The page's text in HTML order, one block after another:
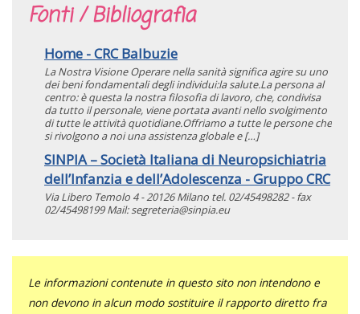
Fonti / Bibliografia
Home - CRC Balbuzie
La Nostra Visione Operare nella sanità significa agire su uno
dei beni fondamentali degli individui:la salute.La persona al
centro: è questa la nostra filosofia di lavoro, che, condivisa
da tutto il personale, viene portata avanti nello svolgimento
di tutte le attività quotidiane.Offriamo a tutte le persone che
si rivolgono a noi una assistenza globale e […]
SINPIA – Società Italiana di Neuropsichiatria
dell’Infanzia e dell’Adolescenza - Gruppo CRC
Via Libero Temolo 4 - 20126 Milano tel. 02/45498282 - fax
02/45498199 Mail: segreteria@sinpia.eu
Le informazioni contenute in questo sito non intendono e
non devono in alcun modo sostituire il rapporto diretto fra